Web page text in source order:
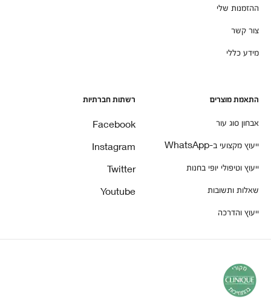
ההזמנות שלי
צור קשר
מידע כללי
התאמת מוצרים
אבחון סוג עור
ייעוץ מקצועי ב-WhatsApp
ייעוץ וטיפולי יופי בחנות
שאלות ותשובות
ייעוץ והדרכה
רשתות חברתיות
Facebook
Instagram
Twitter
Youtube